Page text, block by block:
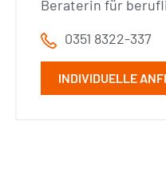
Beraterin für
0351 8322-337
INDIVIDUELLE